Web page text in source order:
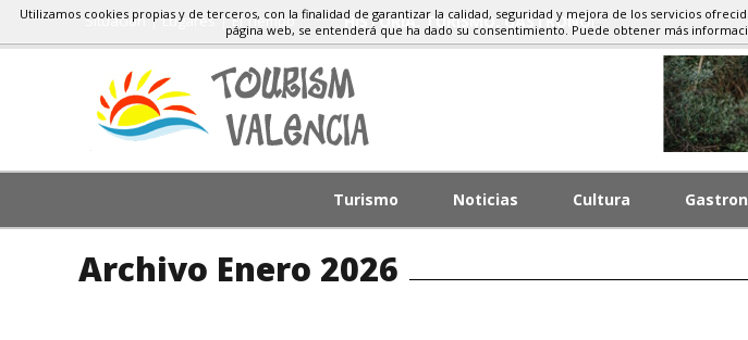
Situacion Lugares El Tiempo HISTORIA, TURISMO, GASTRONOMÍA
Turismo Noticias Cultura
Archivo Enero 2026
Utilizamos cookies propias y de terceros, con la finalidad de garantizar la calidad, seguridad y mejora de los servicios
página web, se entenderá que ha dado su consentimiento. Puede obtener más